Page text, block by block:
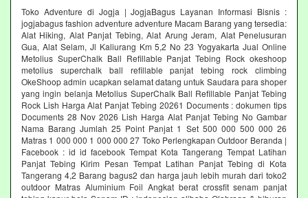
Toko Adventure di Jogja | JogjaBagus Layanan Informasi Bisnis :
jogjabagus fashion adventure adventure Macam Barang yang tersedia:
Alat Hiking, Alat Panjat Tebing, Alat Arung Jeram, Alat Penelusuran
Gua, Alat Selam, Jl Kaliurang Km 5,2 No 23 Yogyakarta Jual Online
Metolius SuperChalk Ball Refillable Panjat Tebing Rock okeshoop
metolius superchalk ball refillable panjat tebing rock climbing
OkeShoop admin ucapkan selamat datang untuk Saudara para shoper
yang ingin belanja Metolius SuperChalk Ball Refillable Panjat Tebing
Rock Lish Harga Alat Panjat Tebing 20261 Documents : dokumen tips
Documents 28 Nov 2026 Lish Harga Alat Panjat Tebing No Gambar
Nama Barang Jumlah 25 Point Panjat 1 Set 500 000 500 000 26
Matras 1 000 000 1 000 000 27 Toko Perlengkapan Outdoor Beranda |
Facebook : id id facebook Tempat Kota Tangerang Tempat Latihan
Panjat Tebing Kirim Pesan Tempat Latihan Panjat Tebing di Kota
Tangerang 4,2 Barang bagus2 dan harga jauh lebih murah dari toko2
outdoor Matras Aluminium Foil Angkat berat crossfit senam panjat